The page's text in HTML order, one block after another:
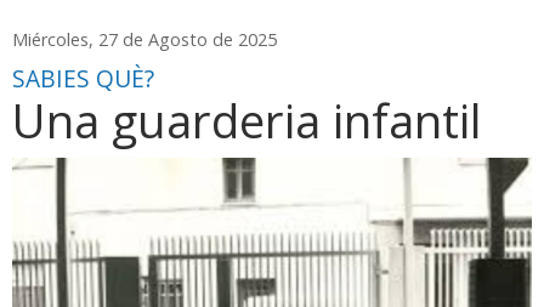
Miércoles, 27 de Agosto de 2025
SABIES QUÈ?
Una guarderia infantil